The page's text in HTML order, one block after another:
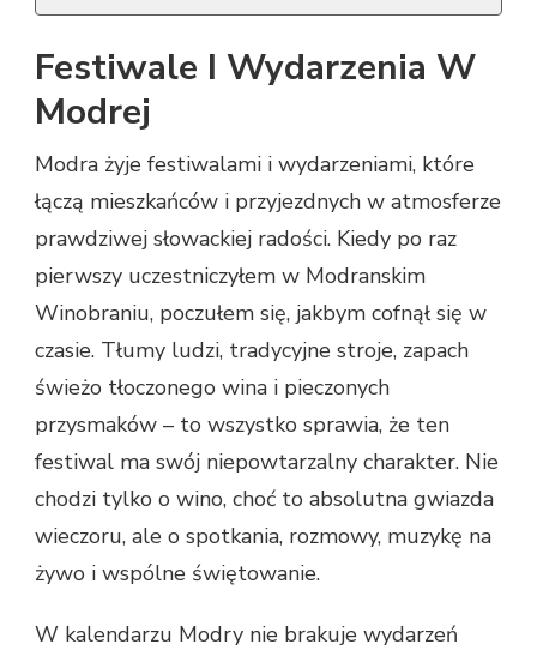
Festiwale I Wydarzenia W
Modrej
Modra żyje festiwalami i wydarzeniami, które
łączą mieszkańców i przyjezdnych w atmosferze
prawdziwej słowackiej radości. Kiedy po raz
pierwszy uczestniczyłem w Modranskim
Winobraniu, poczułem się, jakbym cofnął się w
czasie. Tłumy ludzi, tradycyjne stroje, zapach
świeżo tłoczonego wina i pieczonych
przysmaków – to wszystko sprawia, że ten
festiwal ma swój niepowtarzalny charakter. Nie
chodzi tylko o wino, choć to absolutna gwiazda
wieczoru, ale o spotkania, rozmowy, muzykę na
żywo i wspólne świętowanie.
W kalendarzu Modry nie brakuje wydarzeń